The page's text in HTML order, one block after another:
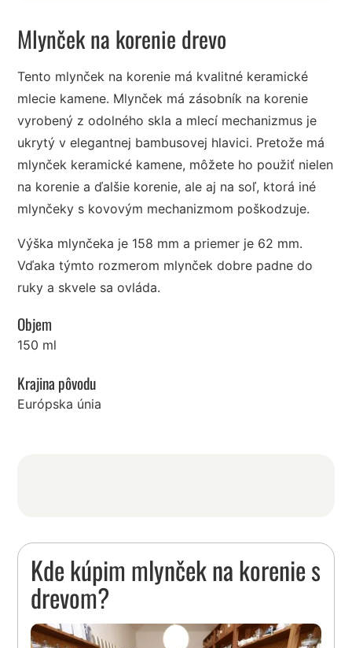
Mlynček na korenie drevo
Tento mlynček na korenie má kvalitné keramické
mlecie kamene. Mlynček má zásobník na korenie
vyrobený z odolného skla a mlecí mechanizmus je
ukrytý v elegantnej bambusovej hlavici. Pretože má
mlynček keramické kamene, môžete ho použiť nielen
na korenie a ďalšie korenie, ale aj na soľ, ktorá iné
mlynčeky s kovovým mechanizmom poškodzuje.
Výška mlynčeka je 158 mm a priemer je 62 mm.
Vďaka týmto rozmerom mlynček dobre padne do
ruky a skvele sa ovláda.
Objem
150 ml
Krajina pôvodu
Európska únia
Kde kúpim mlynček na korenie s
drevom?